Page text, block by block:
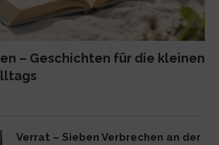
– Geschichten für die kleinen
Verrat – Sieben Verbrechen an der